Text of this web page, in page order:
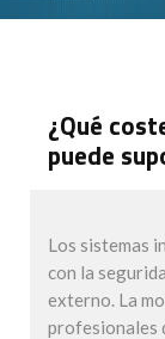
¿Qué
puede
Los sistemas
con la
externo. La
profesionales